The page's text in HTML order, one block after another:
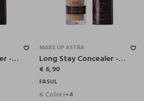
Long Stay Concealer - Astra Make-Up
MAKE UP ASTRA
Long Stay Concealer - Astra Make-Up
€ 6,90
FASUL
6 Colori+4